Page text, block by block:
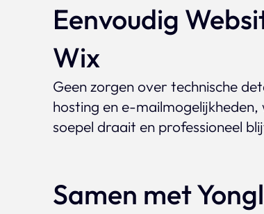
Eenvoudig
Wix
Geen zorgen over technische
hosting en e-
soepel draait en professioneel
Samen met